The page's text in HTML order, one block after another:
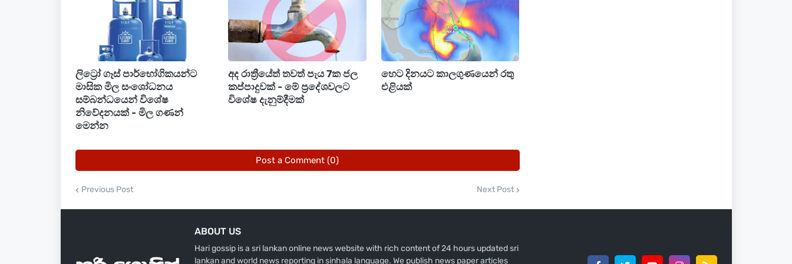
ලිට්‍රෝ ගෑස් පාර්භෝගිකයන්ට
මාසික මිල සංශෝධනය
සම්බන්ධයෙන් විශේෂ
නිවේදනයක් - මිල ගණන්
මෙන්න
අද රාත්‍රීයේත් තවත් පැය 7ක ජල
කප්පාදුවක් - මේ ප්‍රදේශවලට
විශේෂ දැනුම්දීමක්
හෙට දිනයට කාලගුණයෙන් රතු
එළියක්
Post a Comment (0)
Previous Post Next Post
ABOUT US
Hari gossip is a sri lankan online news website with rich content of 24 hours updated sri
lankan and world news reporting in sinhala language. We publish news paper articles